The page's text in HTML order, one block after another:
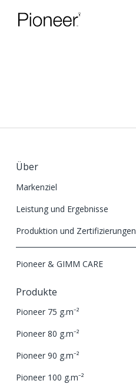
Über
Markenziel
Leistung und Ergebnisse
Produktion und Zertifizierungen
Pioneer & GIMM CARE
Produkte
Pioneer 75 g.m⁻²
Pioneer 80 g.m⁻²
Pioneer 90 g.m⁻²
Pioneer 100 g.m⁻²